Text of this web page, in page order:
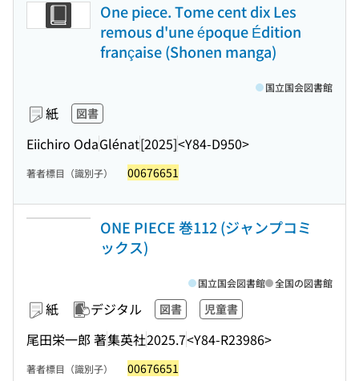
One piece. Tome cent dix Les
remous d'une époque Édition
française (Shonen manga)
紙 図書
Eiichiro OdaGlénat[2025]<Y84-D950>
国立国会図書館
著者標目（識別子） 00676651
ONE PIECE 巻112 (ジャンプコミ
ックス)
紙 デジタル 図書 児童書
尾田栄一郎 著集英社2025.7<Y84-R23986>
国立国会図書館 全国の図書館
著者標目（識別子） 00676651